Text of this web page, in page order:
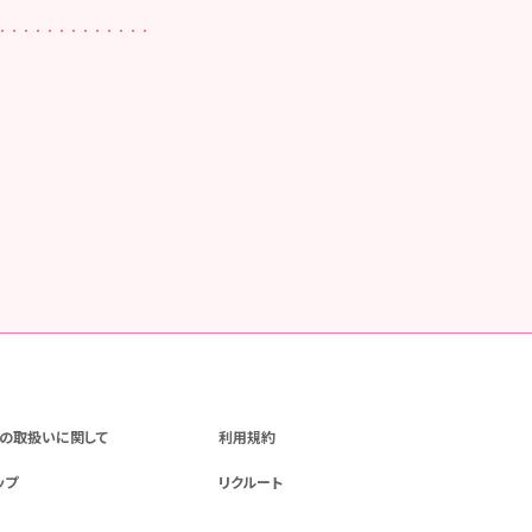
取扱いに関して 利用規約
プ リクルート